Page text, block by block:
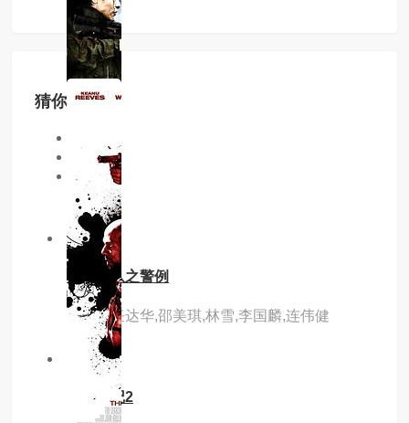
猜你喜欢
同地区
同年份
9.0分 hd
机动部队之警例
主演：任达华,邵美琪,林雪,李国麟,连伟健
1.0分 hd
僵尸日记2